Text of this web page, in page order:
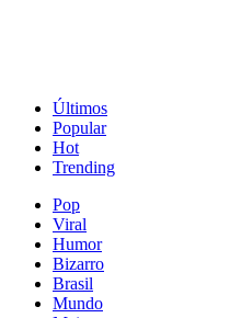
Últimos
Popular
Hot
Trending
Pop
Viral
Humor
Bizarro
Brasil
Mundo